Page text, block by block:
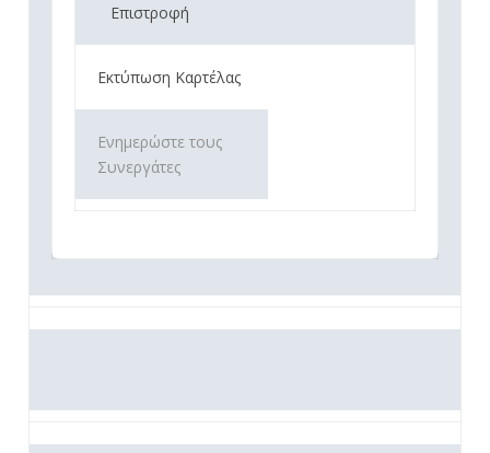
Επιστροφή
Εκτύπωση Καρτέλας
Ενημερώστε τους
Συνεργάτες